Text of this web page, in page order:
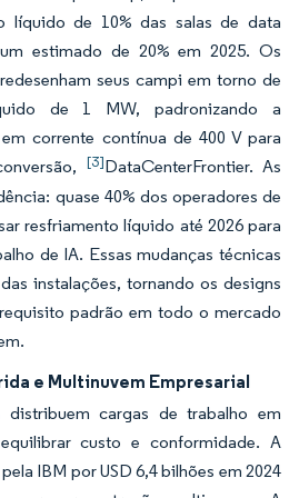
líquido de 10% das salas de data
estimado de 20% em 2025. Os
seus campi em torno de
de 1 MW, padronizando a
corrente contínua de 400 V para
[3]DataCenterFrontier. As
quase 40% dos operadores de
resfriamento líquido até 2026 para
de IA. Essas mudanças técnicas
instalações, tornando os designs
padrão em todo o mercado
e Multinuvem Empresarial
distribuem cargas de trabalho em
custo e conformidade. A
IBM por USD 6,4 bilhões em 2024